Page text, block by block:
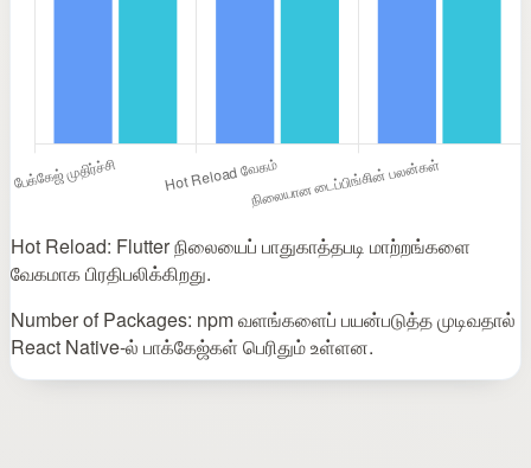
Hot Reload: Flutter நிலையைப் பாதுகாத்தபடி மாற்றங்களை
வேகமாக பிரதிபலிக்கிறது.
Number of Packages: npm வளங்களைப் பயன்படுத்த முடிவதால்
React Native‑ல் பாக்கேஜ்கள் பெரிதும் உள்ளன.